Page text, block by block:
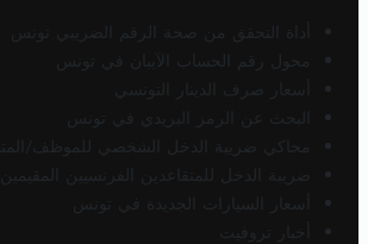
أداة التحقق من صحة الرقم الضريبي تونس
محول رقم الحساب الآيبان في تونس
أسعار صرف الدينار التونسي
البحث عن الرمز البريدي في تونس
محاكي ضريبة الدخل الشخصي للموظف/
ضريبة الدخل للمتقاعدين الفرنسيين
أسعار السيارات الجديدة في تونس
أخبار تروفيت